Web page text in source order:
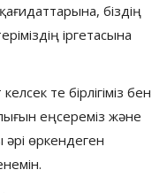
қағидаттарына, біздің
іргетасына
те бірлігіміз бен
еңсереміз және
әрі өркендеген